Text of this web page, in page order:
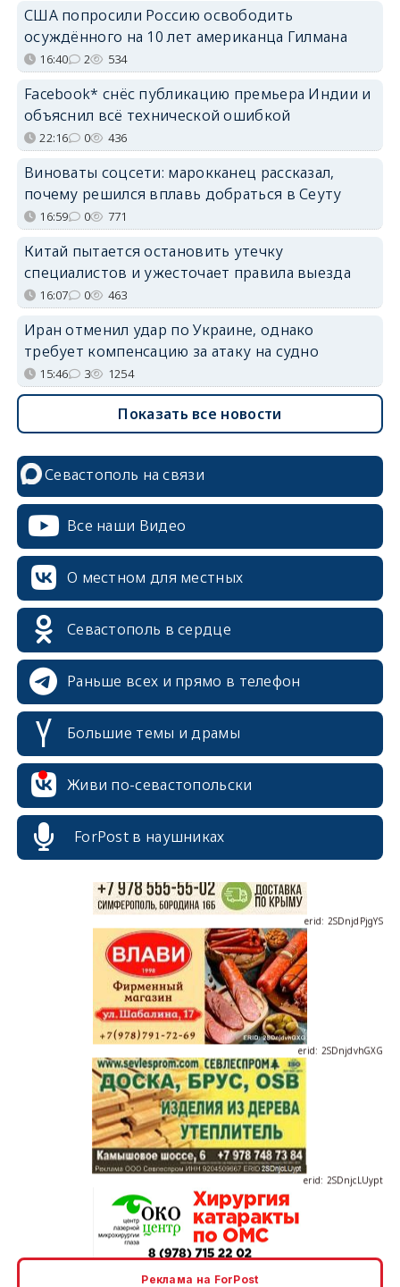
США попросили Россию освободить
осуждённого на 10 лет американца Гилмана
16:40 2 534
Facebook* снёс публикацию премьера Индии и
объяснил всё технической ошибкой
22:16 0 436
Виноваты соцсети: марокканец рассказал,
почему решился вплавь добраться в Сеуту
16:59 0 771
Китай пытается остановить утечку
специалистов и ужесточает правила выезда
16:07 0 463
Иран отменил удар по Украине, однако
требует компенсацию за атаку на судно
15:46 3 1254
Показать все новости
Севастополь на связи
Все наши Видео
О местном для местных
Севастополь в сердце
Раньше всех и прямо в телефон
Большие темы и драмы
Живи по-севастопольски
ForPost в наушниках
erid: 2SDnjcrDNw6
erid: 2SDnjdPjgYS
erid: 2SDnjdvhGXG
erid: 2SDnjcLUypt
Реклама на ForPost